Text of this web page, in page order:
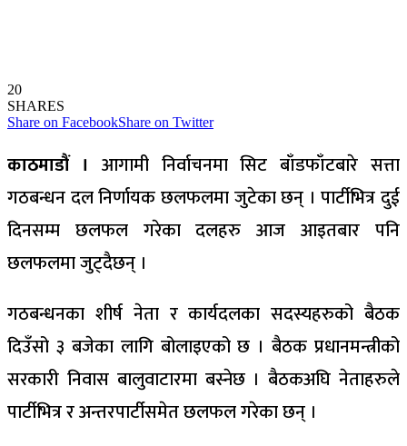
20
SHARES
Share on FacebookShare on Twitter
काठमाडौं । आगामी निर्वाचनमा सिट बाँडफाँटबारे सत्ता
गठबन्धन दल निर्णायक छलफलमा जुटेका छन् । पार्टीभित्र दुई
दिनसम्म छलफल गरेका दलहरु आज आइतबार पनि
छलफलमा जुट्दैछन् ।
गठबन्धनका शीर्ष नेता र कार्यदलका सदस्यहरुको बैठक
दिउँसो ३ बजेका लागि बोलाइएको छ । बैठक प्रधानमन्त्रीको
सरकारी निवास बालुवाटारमा बस्नेछ । बैठकअघि नेताहरुले
पार्टीभित्र र अन्तरपार्टीसमेत छलफल गरेका छन् ।